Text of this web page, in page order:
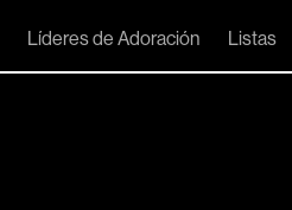
Líderes de Adoración Listas